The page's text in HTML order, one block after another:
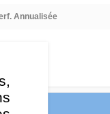
Annualisée